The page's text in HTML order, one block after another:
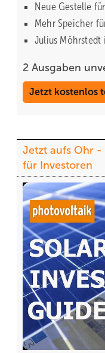
Neue Gestelle
Mehr Speicher
Julius Möhrstedt
2 Ausgaben
Jetzt kostenlos
Jetzt aufs Ohr -
für Investoren